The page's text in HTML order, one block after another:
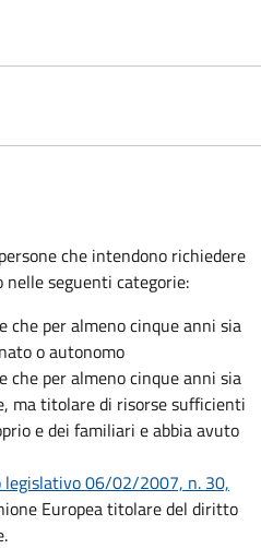
che intendono richiedere
nelle seguenti categorie:
che per almeno cinque anni sia
o autonomo
che per almeno cinque anni sia
ma titolare di risorse sufficienti
e dei familiari e abbia avuto
legislativo 06/02/2007, n. 30,
Europea titolare del diritto